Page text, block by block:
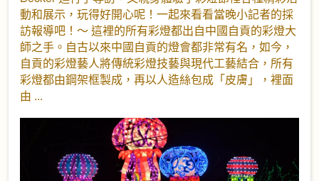
動和展示，玩得好開心呢！一起來看看當晚小記者的採
訪報導吧！～ 這裡的所有彩燈都出自中國自貢的彩燈大
師之手。自古以來中國自貢的燈會都非常有名，如今，
自貢的彩燈藝人將傳統彩燈技藝與現代工藝結合，所有
彩燈都由鋼架框製成，再以人造絲包成「皮膚」，裡面
由